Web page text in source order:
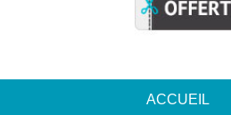
ACCUEIL